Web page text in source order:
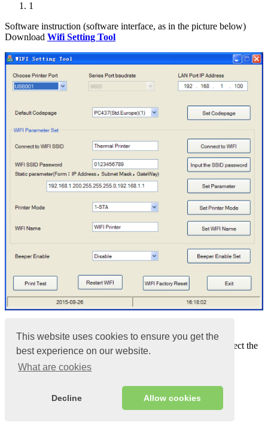
This website uses cookies to ensure you get the
best experience on our website.
What are cookies
Decline Allow cookies
1
Software instruction (software interface, as in the picture below)
Download Wifi Setting Tool
The “
Choose Printer Port
” option allows you to select the
port that you use for the connected printer
“LAN Port Address” is the IP address of the printer.
obtained during the self-test of the printer (Self-test)
Steps to print a Self Test page: